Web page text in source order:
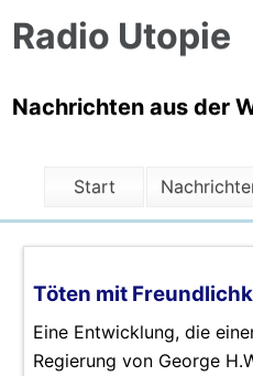
Radio Utopie
Nachrichten aus der
Start
Töten mit
Eine Entwicklung, die
Regierung von George